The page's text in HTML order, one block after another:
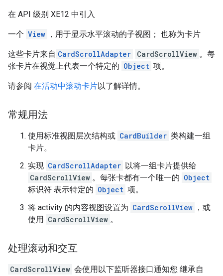
在 API 级别 XE12 中引入
一个 View ，用于显示水平滚动的子视图； 也称为卡片
这些卡片来自 CardScrollAdapter CardScrollView 。每
张卡片在视觉上代表一个特定的 Object 项。
请参阅 在活动中滚动卡片以了解详情。
常规用法
使用标准视图层次结构或 CardBuilder 类构建一组
卡片。
实现 CardScrollAdapter 以将一组卡片提供给
CardScrollView 。每张卡都有一个唯一的 Object
标识符 表示特定的 Object 项。
将 activity 的内容视图设置为 CardScrollView ，或
使用 CardScrollView 。
处理滚动和交互
CardScrollView 会使用以下监听器接口通知您 继承自